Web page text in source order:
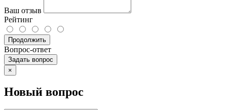
Ваш отзыв
Рейтинг
Продолжить
Вопрос-ответ
Задать вопрос
×
Новый вопрос